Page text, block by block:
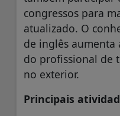
congressos para
atualizado. O
de inglês aumenta
do profissional de
no exterior.
Principais